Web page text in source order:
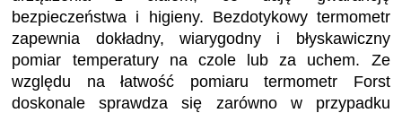
bezpieczeństwa i higieny. Bezdotykowy termometr
zapewnia dokładny, wiarygodny i błyskawiczny
pomiar temperatury na czole lub za uchem. Ze
względu na łatwość pomiaru termometr Forst
doskonale sprawdza się zarówno w przypadku